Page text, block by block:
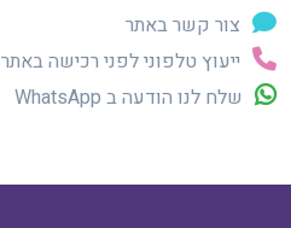
צור קשר באתר
ייעוץ טלפוני לפני רכישה באתר
שלח לנו הודעה ב WhatsApp